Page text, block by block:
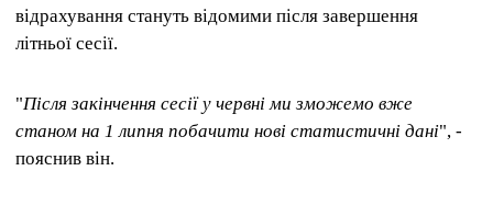
відрахування стануть відомими після завершення
літньої сесії.
"Після закінчення сесії у червні ми зможемо вже
станом на 1 липня побачити нові статистичні дані", -
пояснив він.